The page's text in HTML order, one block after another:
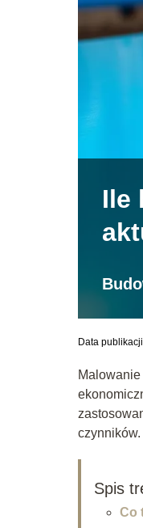
Ile
Data
czynników.
Spis
Co